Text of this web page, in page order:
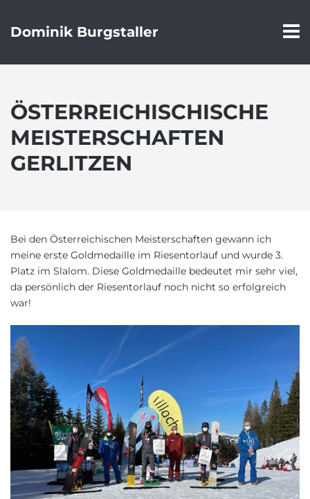
Dominik Burgstaller
ÖSTERREICHISCHISCHE
MEISTERSCHAFTEN
GERLITZEN
Bei den Österreichischen Meisterschaften gewann ich
meine erste Goldmedaille im Riesentorlauf und wurde 3.
Platz im Slalom. Diese Goldmedaille bedeutet mir sehr viel,
da persönlich der Riesentorlauf noch nicht so erfolgreich
war!